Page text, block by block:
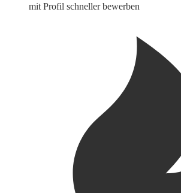
mit Profil schneller bewerben